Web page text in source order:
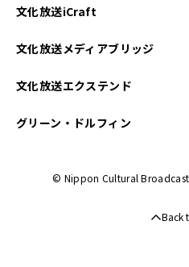
文化放送iCraft
文化放送メディアブリッジ
文化放送エクステンド
グリーン・ドルフィン
© Nippon Cultural
Back